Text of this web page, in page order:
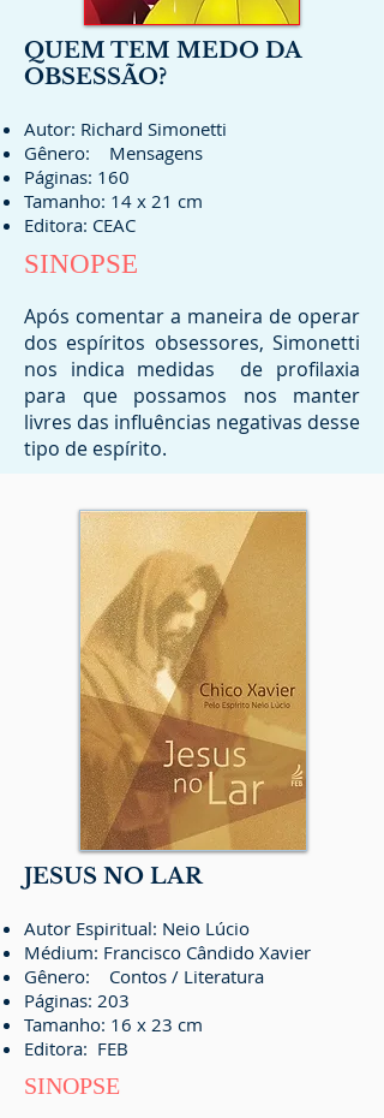
QUEM TEM MEDO DA
OBSESSÃO?
Autor: Richard Simonetti
Gênero: Mensagens
Páginas: 160
Tamanho: 14 x 21 cm
Editora: CEAC
SINOPSE
Após comentar a maneira de operar
dos espíritos obsessores, Simonetti
nos indica medidas de profilaxia
para que possamos nos manter
livres das influências negativas desse
tipo de espírito.
JESUS NO LAR
Autor Espiritual: Neio Lúcio
Médium: Francisco Cândido Xavier
Gênero: Contos / Literatura
Páginas: 203
Tamanho: 16 x 23 cm
Editora: FEB
SINOPSE